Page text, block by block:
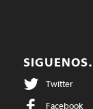
Twitter
Facebook